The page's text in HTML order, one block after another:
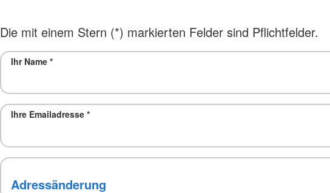
Die mit einem Stern (*) markierten Felder sind Pflichtfelder.
Ihr Name*
Ihre Emailadresse*